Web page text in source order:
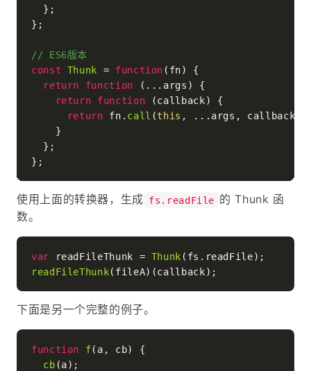
  };
};
// ES6版本
const
Thunk = function ( fn) {
return
function ( ...args ) {
return
function (callback) {
return fn. call (this , ...args, callback);
    }
  };
使用上面的转换器，生成 fs.readFile 的 Thunk 函
数。
var readFileThunk = Thunk (fs. readFile
readFileThunk
下面是另一个完整的例子。
function f( a, cb) {
cb (a);